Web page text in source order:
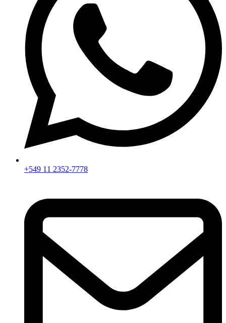
+549 11 2352-7778